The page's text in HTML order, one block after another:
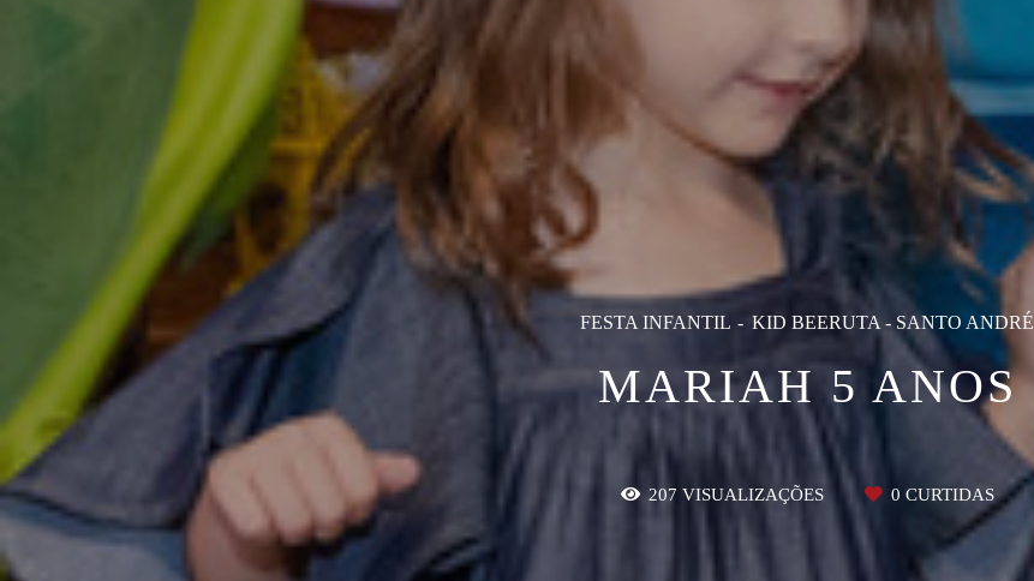
FESTA INFANTIL KID BEERUTA - SANTO ANDRÉ
MARIAH 5 ANOS
207 VISUALIZAÇÕES 0 CURTIDAS